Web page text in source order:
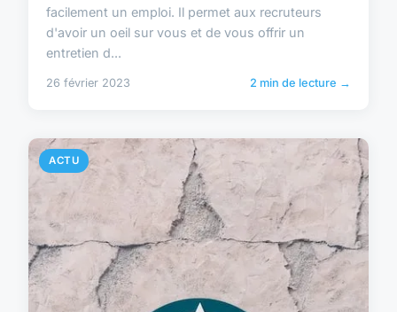
facilement un emploi. Il permet aux recruteurs
d'avoir un oeil sur vous et de vous offrir un
entretien d...
26 février 2023 2 min de lecture →
ACTU